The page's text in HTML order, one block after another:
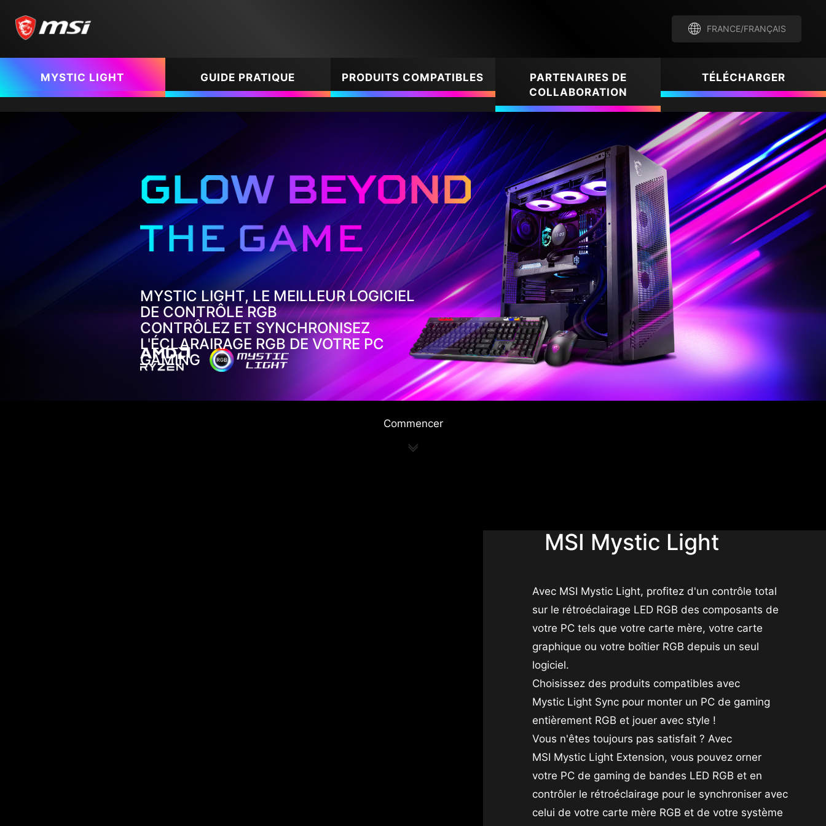
FRANCE/FRANÇAIS
MYSTIC LIGHT GUIDE PRATIQUE PRODUITS COMPATIBLES
PARTENAIRES DE
COLLABORATION
TÉLÉCHARGER
MYSTIC LIGHT, LE MEILLEUR LOGICIEL
DE CONTRÔLE RGB
CONTRÔLEZ ET SYNCHRONISEZ
L'ÉCLARAIRAGE RGB DE VOTRE PC
GAMING
Commencer
MSI Mystic Light
Avec MSI Mystic Light, profitez d'un contrôle total
sur le rétroéclairage LED RGB des composants de
votre PC tels que votre carte mère, votre carte
graphique ou votre boîtier RGB depuis un seul
logiciel.
Choisissez des produits compatibles avec
Mystic Light Sync pour monter un PC de gaming
entièrement RGB et jouer avec style !
Vous n'êtes toujours pas satisfait ? Avec
MSI Mystic Light Extension, vous pouvez orner
votre PC de gaming de bandes LED RGB et en
contrôler le rétroéclairage pour le synchroniser avec
celui de votre carte mère RGB et de votre système